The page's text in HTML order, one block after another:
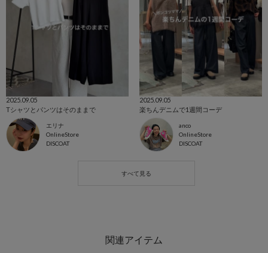
2025.09.05
Tシャツとパンツはそのままで
エリナ
OnlineStore
DISCOAT
2025.09.05
楽ちんデニムで1週間コーデ
anco
OnlineStore
DISCOAT